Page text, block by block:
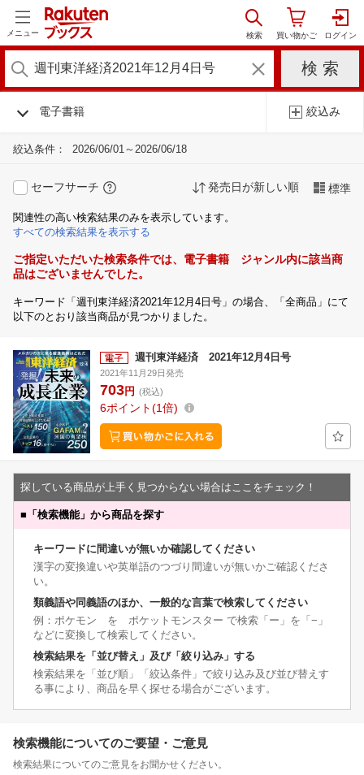
メニュー
電子書籍 絞込み
絞込条件： 2026/06/01～2026/06/18
セーフサーチ 発売日が新しい順 標準
関連性の高い検索結果のみを表示しています。
すべての検索結果を表示する
ご指定いただいた検索条件では、電子書籍 ジャンル内に該当商
品はございませんでした。
キーワード「週刊東洋経済2021年12月4日号」の場合、「全商品」にて
以下のとおり該当商品が見つかりました。
週刊東洋経済 2021年12月4日号
2021年11月29日発売
703円 (税込)
6ポイント 1倍
探している商品が上手く見つからない場合はここをチェック！
■ 「検索機能」から商品を探す
キーワードに間違いが無いか確認してください
漢字の変換違いや英単語のつづり間違いが無いかご確認くださ
い。
類義語や同義語のほか、一般的な言葉で検索してください
例：ポケモン を ポケットモンスター で検索「ー」を「−」
などに変換して検索してください。
検索結果を「並び替え」及び「絞り込み」する
検索結果を「並び順」「絞込条件」で絞り込み及び並び替えす
る事により、商品を早く探せる場合がございます。
検索機能についてのご要望・ご意見
検索結果についてのご意見をお聞かせください。